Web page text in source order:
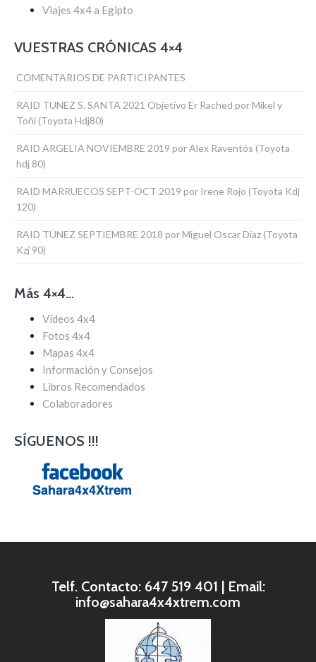
Viajes 4x4 a Egipto
VUESTRAS CRÓNICAS 4×4
COMENTARIOS DE PARTICIPANTES
RAID TUNEZ S. SANTA 2021 Objetivo Er Rached por Mikel y
Toñi (Toyota Hdj80)
RAID ARGELIA NOVIEMBRE 2019 por Alex Raventós (Toyota
hdj 80)
RAID MARRUECOS SEPT-OCT 2019 por Irene Rojo (Toyota Kdj
120)
RAID TÚNEZ SEPTIEMBRE 2018 por Miguel Oscar Díaz (Toyota
Kzj 90)
Más 4×4…
Vídeos 4x4
Fotos 4x4
Mapas 4x4
Información y Consejos
Libros Recomendados
Colaboradores
SÍGUENOS !!!
Telf. Contacto: 647 519 401 | Email:
info@sahara4x4xtrem.com